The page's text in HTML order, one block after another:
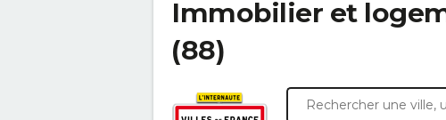
Immobilier et
(88)